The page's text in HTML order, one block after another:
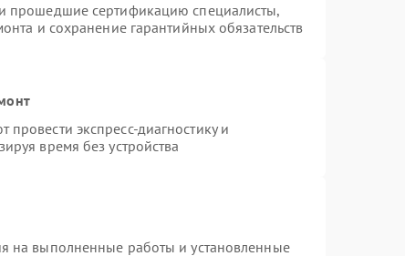
прошедшие сертификацию специалисты,
и сохранение гарантийных обязательств
экспресс-диагностику и
время без устройства
на выполненные работы и установленные